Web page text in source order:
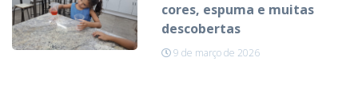
cores, espuma e muitas
descobertas
9 de março de 2026